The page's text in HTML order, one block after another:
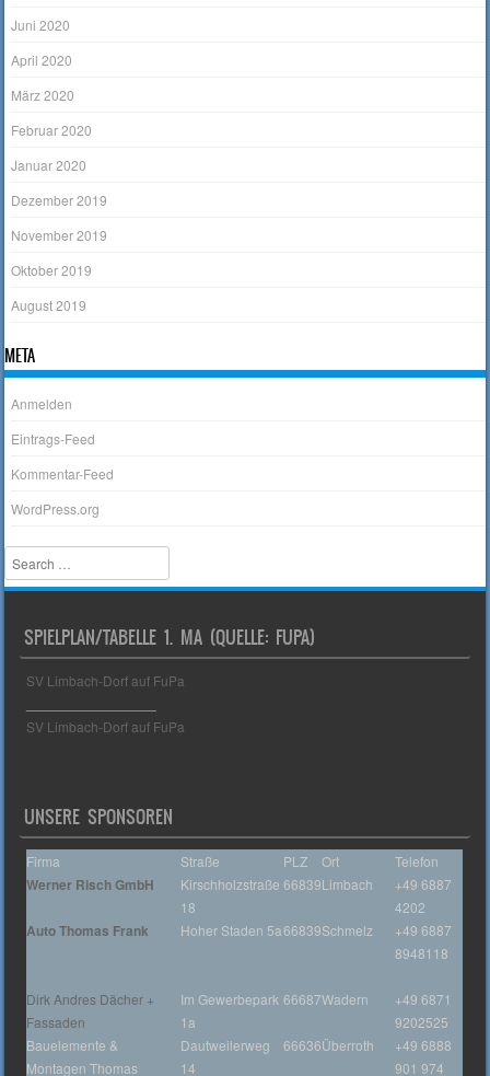
Juni 2020
April 2020
März 2020
Februar 2020
Januar 2020
Dezember 2019
November 2019
Oktober 2019
August 2019
META
Anmelden
Eintrags-Feed
Kommentar-Feed
WordPress.org
Search
SPIELPLAN/TABELLE 1. MA (QUELLE: FUPA)
SV Limbach-Dorf auf FuPa
SV Limbach-Dorf auf FuPa
UNSERE SPONSOREN
Firma Straße PLZ Ort Telefon
Werner Risch GmbH
Kirschholzstraße
18
66839Limbach
+49 6887
4202
Auto Thomas Frank Hoher Staden 5a66839Schmelz
+49 6887
8948118
Dirk Andres Dächer +
Fassaden
Im Gewerbepark
1a
66687Wadern
+49 6871
9202525
Bauelemente &
Montagen Thomas
Dautweilerweg
14
66636Überroth
+49 6888
901 974